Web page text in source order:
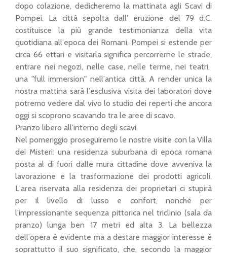
dopo colazione, dedicheremo la mattinata agli Scavi di
Pompei. La città sepolta dall' eruzione del 79 d.C.
costituisce la più grande testimonianza della vita
quotidiana all’epoca dei Romani. Pompei si estende per
circa 66 ettari e visitarla significa percorrerne le strade,
entrare nei negozi, nelle case, nelle terme, nei teatri,
una "full immersion" nell’antica città. A render unica la
nostra mattina sarà l’esclusiva visita dei laboratori dove
potremo vedere dal vivo lo studio dei reperti che ancora
oggi si scoprono scavando tra le aree di scavo.
Pranzo libero all’interno degli scavi.
Nel pomeriggio proseguiremo le nostre visite con la Villa
dei Misteri: una residenza suburbana di epoca romana
posta al di fuori dalle mura cittadine dove avveniva la
lavorazione e la trasformazione dei prodotti agricoli.
L’area riservata alla residenza dei proprietari ci stupirà
per il livello di lusso e confort, nonché per
l’impressionante sequenza pittorica nel triclinio (sala da
pranzo) lunga ben 17 metri ed alta 3. La bellezza
dell’opera è evidente ma a destare maggior interesse è
soprattutto il suo significato, che, secondo la maggior